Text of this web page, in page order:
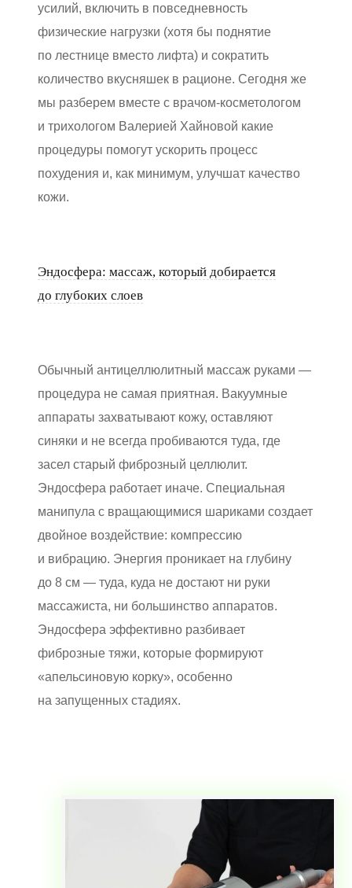
усилий, включить в повседневность
физические нагрузки (хотя бы поднятие
по лестнице вместо лифта) и сократить
количество вкусняшек в рационе. Сегодня же
мы разберем вместе с врачом-косметологом
и трихологом Валерией Хайновой какие
процедуры помогут ускорить процесс
похудения и, как минимум, улучшат качество
кожи.
Эндосфера: массаж, который добирается
до глубоких слоев
Обычный антицеллюлитный массаж руками —
процедура не самая приятная. Вакуумные
аппараты захватывают кожу, оставляют
синяки и не всегда пробиваются туда, где
засел старый фиброзный целлюлит.
Эндосфера работает иначе. Специальная
манипула с вращающимися шариками создает
двойное воздействие: компрессию
и вибрацию. Энергия проникает на глубину
до 8 см — туда, куда не достают ни руки
массажиста, ни большинство аппаратов.
Эндосфера эффективно разбивает
фиброзные тяжи, которые формируют
«апельсиновую корку», особенно
на запущенных стадиях.